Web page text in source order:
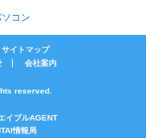
ソコン
サイトマップ
会社案内
reserved.
イブルAGENT
情報局